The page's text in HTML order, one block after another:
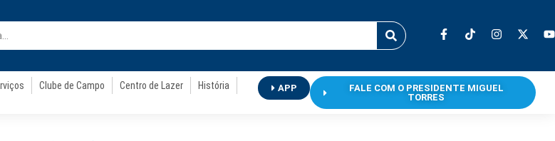
Clube de Campo Centro de Lazer
História
APP
FALE COM O PRESIDENTE MIGUEL
TORRES